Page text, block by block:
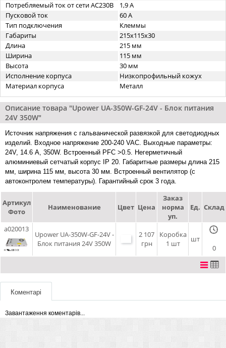
Потребляемый ток от сети AC230В
1,9 A
Пусковой ток
60 A
Тип подключения
Клеммы
Габариты
215x115x30
Длина
215 мм
Ширина
115 мм
Высота
30 мм
Исполнение корпуса
Низкопрофильный кожух
Материал корпуса
Металл
Описание товара "Upower UA-350W-GF-24V - Блок питания
24V 350W"
Источник напряжения с гальванической развязкой для светодиодных
изделий. Входное напряжение 200-240 VAC. Выходные параметры:
24V, 14.6 А, 350W. Встроенный PFC >0.5. Негерметичный
алюминиевый сетчатый корпус IP 20. Габаритные размеры длина 215
мм, ширина 115 мм, высота 30 мм. Встроенный вентилятор (с
автоконтролем температуры). Гарантийный срок 3 года.
Артикул
Фото
Наименование Цвет Цена
Заказ
норма
уп.
Ед. Склад
a020013
Upower UA-350W-GF-24V -
Блок питания 24V 350W
2 107
грн
Коробка
1 шт
шт
0
Коментарі
Завантаження коментарів...